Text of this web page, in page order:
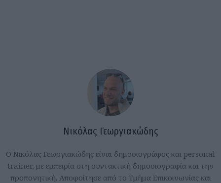
Νικόλας Γεωργιακώδης
Ο Νικόλας Γεωργιακώδης είναι δημοσιογράφος και personal
trainer, με εμπειρία στη συντακτική δημοσιογραφία και την
προπονητική. Αποφοίτησε από το Τμήμα Επικοινωνίας και